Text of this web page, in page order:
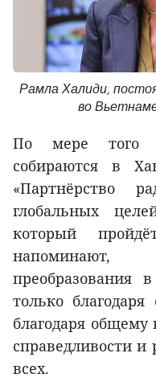
Рамла Халиди,
во
По мере того
собираются в
«Партнёрство
глобальных
который
преобразования
только
благодаря
справедливости
всех.